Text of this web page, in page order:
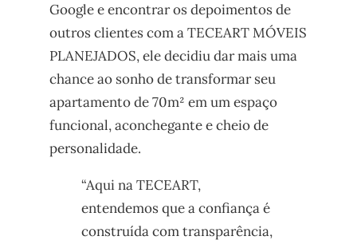
Google e encontrar os depoimentos de
outros clientes com a TECEART MÓVEIS
PLANEJADOS, ele decidiu dar mais uma
chance ao sonho de transformar seu
apartamento de 70m² em um espaço
funcional, aconchegante e cheio de
personalidade.
“Aqui na TECEART,
entendemos que a confiança é
construída com transparência,